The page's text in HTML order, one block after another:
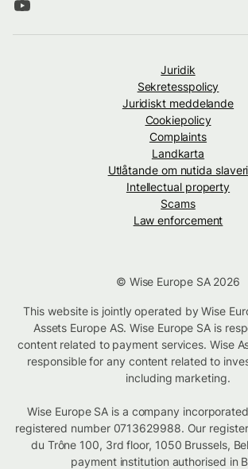
Juridik
Sekretesspolicy
Juridiskt meddelande
Cookiepolicy
Complaints
Landkarta
Utlåtande om nutida slaveri
Intellectual property
Scams
Law enforcement
© Wise Europe SA 2026
This website is jointly operated by Wise
Assets Europe AS. Wise Europe SA is
content related to payment services. Wise
responsible for any content related to
including marketing.
Wise Europe SA is a company
registered number 0713629988. Our
du Trône 100, 3rd floor, 1050 Brussels,
payment institution authorised in